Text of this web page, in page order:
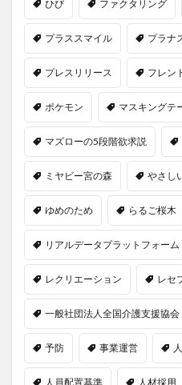
ひび ファクタリング
プラススマイル プラナ
プレスリリース フレン
ポケモン マスキングテ
マズローの5段階欲求説
ミヤビー宮の森 やさし
ゆめのため らるご桜木
リアルデータプラットフォーム
レクリエーション レセ
一般社団法人全国介護支援協会
予防 事業運営
人員配置基準 人材採用